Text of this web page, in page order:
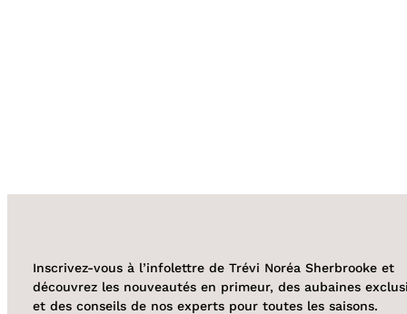
Inscrivez-vous à l’infolettre de Trévi Noréa Sherbrooke et
découvrez les nouveautés en primeur, des aubaines
et des conseils de nos experts pour toutes les saisons.